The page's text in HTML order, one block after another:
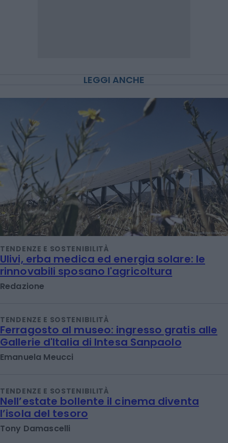
LEGGI ANCHE
TENDENZE E SOSTENIBILITÀ
Ulivi, erba medica ed energia solare: le
rinnovabili sposano l'agricoltura
Redazione
TENDENZE E SOSTENIBILITÀ
Ferragosto al museo: ingresso gratis alle
Gallerie d'Italia di Intesa Sanpaolo
Emanuela Meucci
TENDENZE E SOSTENIBILITÀ
Nell’estate bollente il cinema diventa
l’isola del tesoro
Tony Damascelli